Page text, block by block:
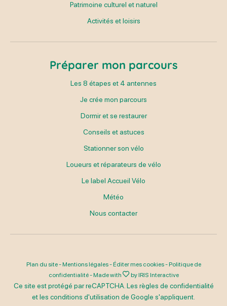
Patrimoine culturel et naturel
Activités et loisirs
Préparer mon parcours
Les 8 étapes et 4 antennes
Je crée mon parcours
Dormir et se restaurer
Conseils et astuces
Stationner son vélo
Loueurs et réparateurs de vélo
Le label Accueil Vélo
Météo
Nous contacter
Plan du site-Mentions légales-Éditer mes cookies-Politique de
confidentialité-Made with byIRIS Interactive
Ce site est protégé par reCAPTCHA. Les règles de confidentialité
et les conditions d'utilisation de Google s'appliquent.